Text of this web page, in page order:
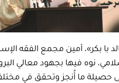
با بكر»، أمين مجمع الفقه
نوه فيها بجهود معالي
حصيلة ما أُنجز وتحقق في